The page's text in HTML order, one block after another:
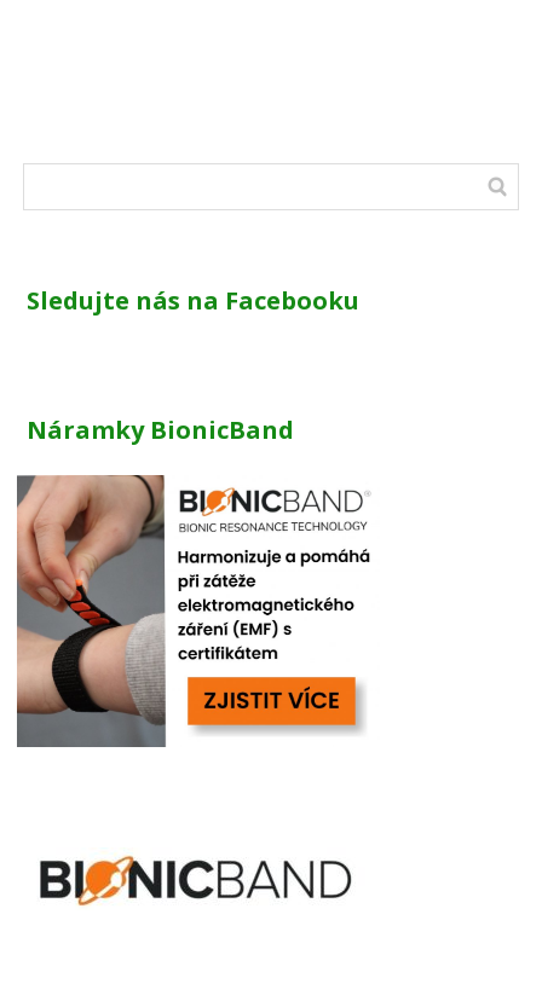
Sledujte nás na Facebooku
Náramky BionicBand